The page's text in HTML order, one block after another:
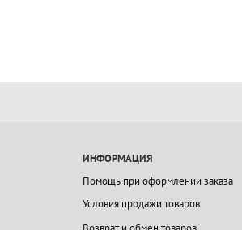
ИНФОРМАЦИЯ
Помощь при оформлении заказа
Условия продажи товаров